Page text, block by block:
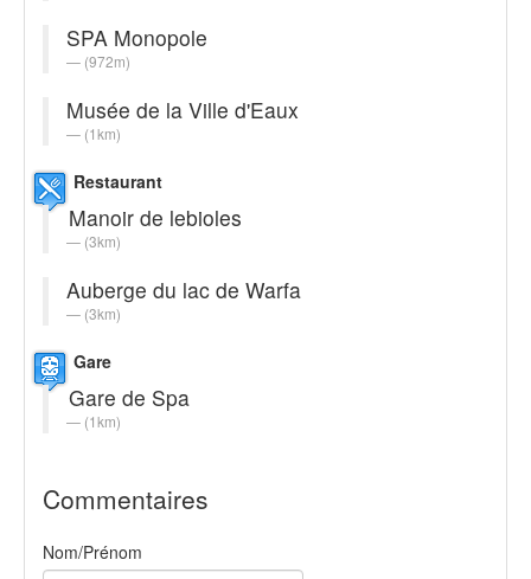
SPA Monopole
(972m)
Musée de la Ville d'Eaux
(1km)
Restaurant
Manoir de lebioles
(3km)
Auberge du lac de Warfa
(3km)
Gare
Gare de Spa
(1km)
Commentaires
Nom/Prénom